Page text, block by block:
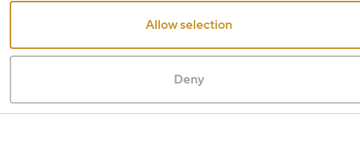
Allow selection
Deny